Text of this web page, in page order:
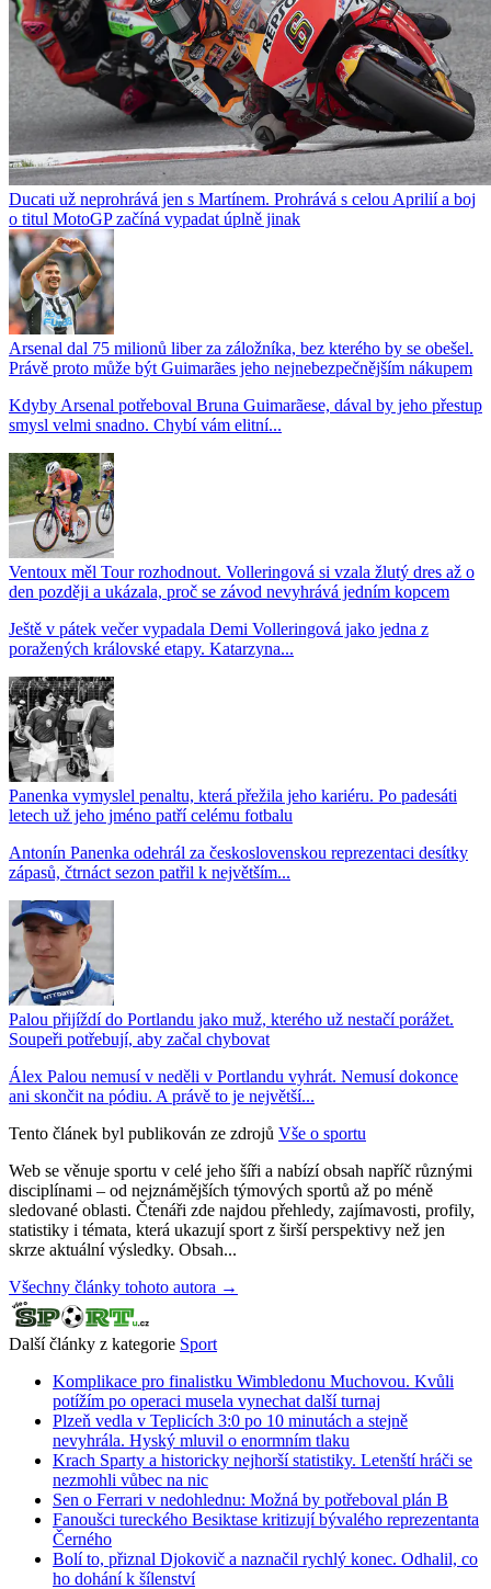
Ducati už neprohrává jen s Martínem. Prohrává s celou Aprilií a boj
o titul MotoGP začíná vypadat úplně jinak
Arsenal dal 75 milionů liber za záložníka, bez kterého by se obešel.
Právě proto může být Guimarães jeho nejnebezpečnějším nákupem
Kdyby Arsenal potřeboval Bruna Guimarãese, dával by jeho přestup
smysl velmi snadno. Chybí vám elitní...
Ventoux měl Tour rozhodnout. Volleringová si vzala žlutý dres až o
den později a ukázala, proč se závod nevyhrává jedním kopcem
Ještě v pátek večer vypadala Demi Volleringová jako jedna z
poražených královské etapy. Katarzyna...
Panenka vymyslel penaltu, která přežila jeho kariéru. Po padesáti
letech už jeho jméno patří celému fotbalu
Antonín Panenka odehrál za československou reprezentaci desítky
zápasů, čtrnáct sezon patřil k největším...
Palou přijíždí do Portlandu jako muž, kterého už nestačí porážet.
Soupeři potřebují, aby začal chybovat
Álex Palou nemusí v neděli v Portlandu vyhrát. Nemusí dokonce
ani skončit na pódiu. A právě to je největší...
Tento článek byl publikován ze zdrojů Vše o sportu
Web se věnuje sportu v celé jeho šíři a nabízí obsah napříč různými
disciplínami – od nejznámějších týmových sportů až po méně
sledované oblasti. Čtenáři zde najdou přehledy, zajímavosti, profily,
statistiky i témata, která ukazují sport z širší perspektivy než jen
skrze aktuální výsledky. Obsah...
Všechny články tohoto autora →
Další články z kategorie Sport
Komplikace pro finalistku Wimbledonu Muchovou. Kvůli
potížím po operaci musela vynechat další turnaj
Plzeň vedla v Teplicích 3:0 po 10 minutách a stejně
nevyhrála. Hyský mluvil o enormním tlaku
Krach Sparty a historicky nejhorší statistiky. Letenští hráči se
nezmohli vůbec na nic
Sen o Ferrari v nedohlednu: Možná by potřeboval plán B
Fanoušci tureckého Besiktase kritizují bývalého reprezentanta
Černého
Bolí to, přiznal Djokovič a naznačil rychlý konec. Odhalil, co
ho dohání k šílenství